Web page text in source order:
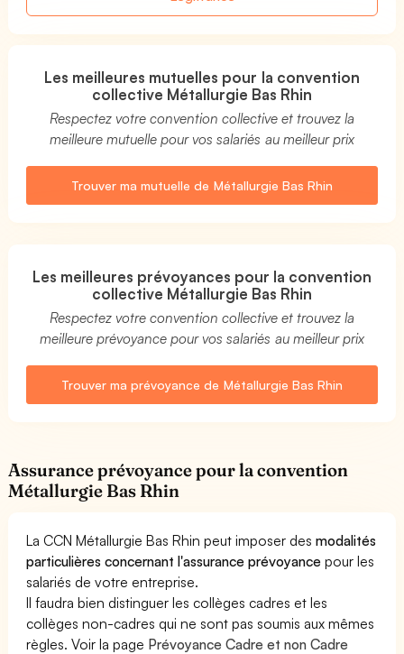
Les meilleures mutuelles pour la convention
collective Métallurgie Bas Rhin
Respectez votre convention collective et trouvez la
meilleure mutuelle pour vos salariés au meilleur prix
Trouver ma mutuelle de Métallurgie Bas Rhin
Les meilleures prévoyances pour la convention
collective Métallurgie Bas Rhin
Respectez votre convention collective et trouvez la
meilleure prévoyance pour vos salariés au meilleur prix
Trouver ma prévoyance de Métallurgie Bas Rhin
Assurance prévoyance pour la convention
Métallurgie Bas Rhin
La CCN Métallurgie Bas Rhin peut imposer desmodalités
particulières concernant l'assurance prévoyance pour les
salariés de votre entreprise.
Il faudra bien distinguer les collèges cadres et les
collèges non-cadres qui ne sont pas soumis aux mêmes
règles. Voir la page Prévoyance Cadre et non Cadre